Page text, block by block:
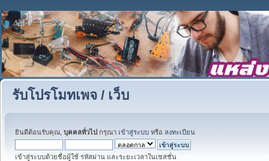
รับโปรโมทเพจ / เว็บ
ยินดีต้อนรับคุณ, บุคคลทั่วไป กรุณา เข้าสู่ระบบ หรือ ลงทะเบียน
เข้าสู่ระบบด้วยชื่อผู้ใช้ รหัสผ่าน และระยะเวลาในเซสชั่น